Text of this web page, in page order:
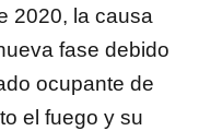
2020, la causa
fase debido
ocupante de
el fuego y su